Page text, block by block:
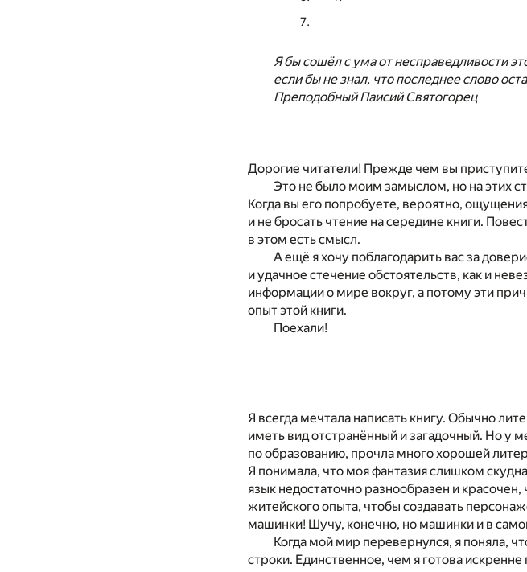
Я бы сошёл с ума от несправедливости
если бы не знал, что последнее слово
Преподобный Паисий Святогорец
Дорогие читатели! Прежде чем вы
Это не было моим замыслом, но на этих
Когда вы его попробуете, вероятно,
и не бросать чтение на середине книги.
в этом есть смысл.
А ещё я хочу поблагодарить вас за
и удачное стечение обстоятельств, как и
информации о мире вокруг, а потому эти
опыт этой книги.
Поехали!
Я всегда мечтала написать книгу. Обычно
иметь вид отстранённый и загадочный. Но у
по образованию, прочла много хорошей
Я понимала, что моя фантазия слишком
язык недостаточно разнообразен и
житейского опыта, чтобы создавать
машинки! Шучу, конечно, но машинки и в
Когда мой мир перевернулся, я поняла,
строки. Единственное, чем я готова